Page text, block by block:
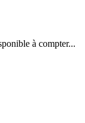
à compter...